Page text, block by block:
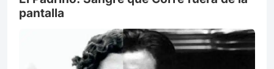
pantalla